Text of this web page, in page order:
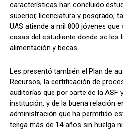
características han concluido
superior, licenciatura y posgrado;
UAS atiende a mil 800 jóvenes
casas del estudiante donde se les
alimentación y becas.
Les presentó también el Plan de
Recursos, la certificación de
auditorías que por parte de la ASF
institución, y de la buena relación
administración que ha permitido
tenga más de 14 años sin huelga